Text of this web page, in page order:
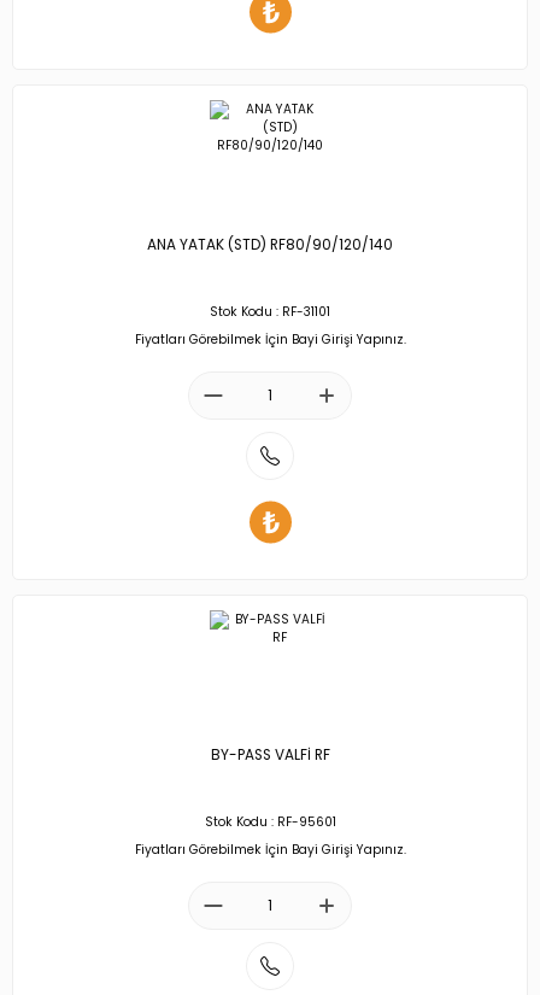
ANA YATAK (STD) RF80/90/120/140
Stok Kodu : RF-31101
Fiyatları Görebilmek İçin Bayi Girişi Yapınız.
BY-PASS VALFİ RF
Stok Kodu : RF-95601
Fiyatları Görebilmek İçin Bayi Girişi Yapınız.